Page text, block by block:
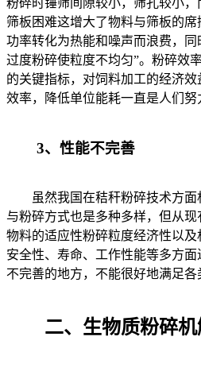
粉碎时锤筛间隙较小，筛孔较小
筛板困难这增大了物料与筛板的
功率转化为热能和噪声而浪费，
过度粉碎使粒度不均匀”。粉碎效
的关键指标，对饲料加工的经济
效率，降低单位能耗一直是人们努
3、性能不完善
虽然我国在秸秆粉碎技术方面
与粉碎方式也是多种多样，但从现
物料的适应性粉碎粒度经济性以
安全性、寿命、工作性能等多方
不完善的地方，不能很好地满足各
二、生物质粉碎机